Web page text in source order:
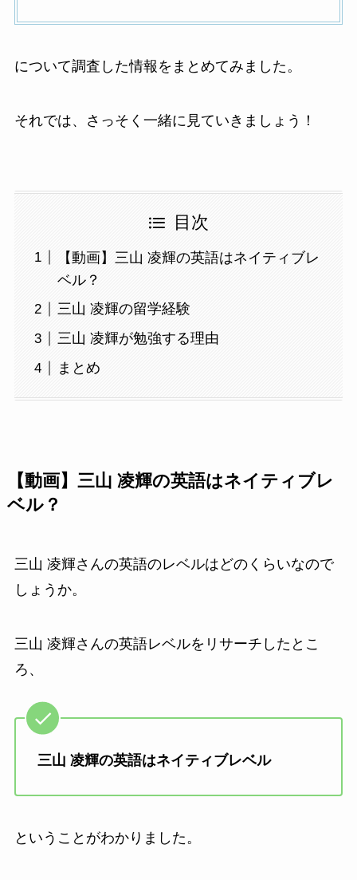
について調査した情報をまとめてみました。
それでは、さっそく一緒に見ていきましょう！
目次
【動画】三山 凌輝の英語はネイティブレ
ベル？
三山 凌輝の留学経験
三山 凌輝が勉強する理由
まとめ
【動画】三山 凌輝の英語はネイティブレ
ベル？
三山 凌輝さんの英語のレベルはどのくらいなので
しょうか。
三山 凌輝さんの英語レベルをリサーチしたとこ
ろ、
三山 凌輝の英語はネイティブレベル
ということがわかりました。